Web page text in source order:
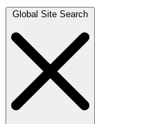
Global Site Search